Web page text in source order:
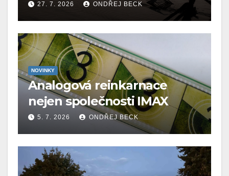
27. 7. 2026 ONDŘEJ BECK
NOVINKY
Analogová reinkarnace
nejen společnosti IMAX
5. 7. 2026 ONDŘEJ BECK